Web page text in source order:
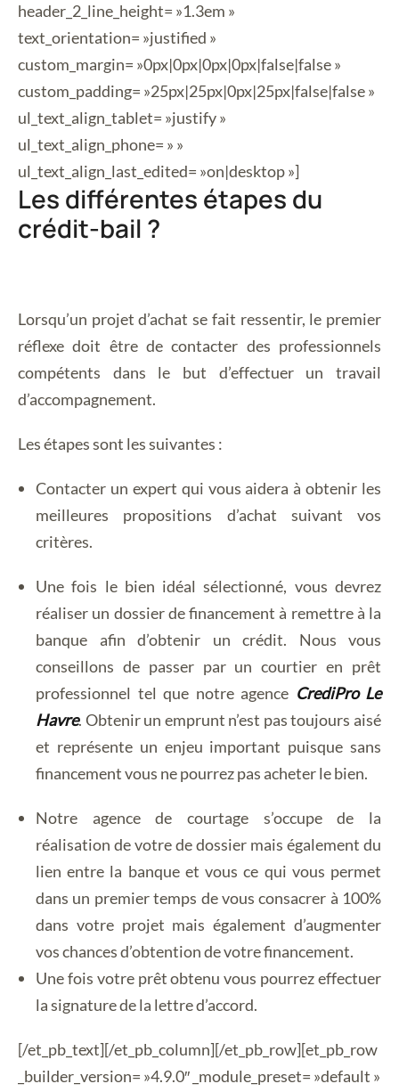
header_2_line_height= »1.3em »
text_orientation= »justified »
custom_margin= »0px|0px|0px|0px|false|false »
custom_padding= »25px|25px|0px|25px|false|false »
ul_text_align_tablet= »justify »
ul_text_align_phone= » »
ul_text_align_last_edited= »on|desktop »]
Les différentes étapes du
crédit-bail ?
Lorsqu’un projet d’achat se fait ressentir, le premier
réflexe doit être de contacter des professionnels
compétents dans le but d’effectuer un travail
d’accompagnement.
Les étapes sont les suivantes :
Contacter un expert qui vous aidera à obtenir les
meilleures propositions d’achat suivant vos
critères.
Une fois le bien idéal sélectionné, vous devrez
réaliser un dossier de financement à remettre à la
banque afin d’obtenir un crédit. Nous vous
conseillons de passer par un courtier en prêt
professionnel tel que notre agence CrediPro Le
Havre. Obtenir un emprunt n’est pas toujours aisé
et représente un enjeu important puisque sans
financement vous ne pourrez pas acheter le bien.
Notre agence de courtage s’occupe de la
réalisation de votre de dossier mais également du
lien entre la banque et vous ce qui vous permet
dans un premier temps de vous consacrer à 100%
dans votre projet mais également d’augmenter
vos chances d’obtention de votre financement.
Une fois votre prêt obtenu vous pourrez effectuer
la signature de la lettre d’accord.
[/et_pb_text][/et_pb_column][/et_pb_row][et_pb_row
_builder_version= »4.9.0″ _module_preset= »default »